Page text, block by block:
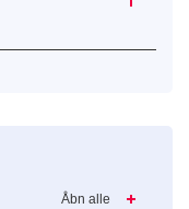
Åbn alle